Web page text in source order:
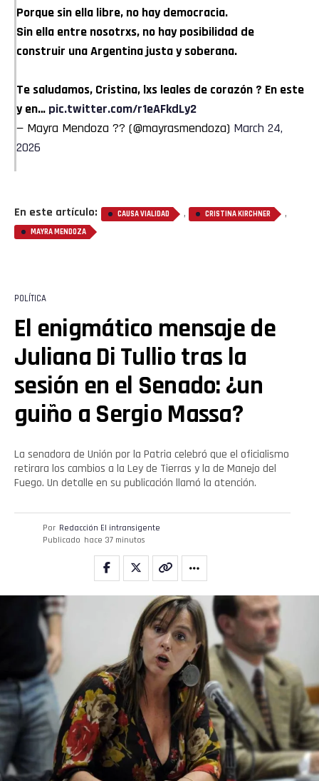
Porque sin ella libre, no hay democracia.
Sin ella entre nosotrxs, no hay posibilidad de
construir una Argentina justa y soberana.
Te saludamos, Cristina, lxs leales de corazón ? En este
y en… pic.twitter.com/r1eAFkdLy2
— Mayra Mendoza ?? (@mayrasmendoza) March 24,
2026
En este artículo: CAUSA VIALIDAD , CRISTINA KIRCHNER ,
MAYRA MENDOZA
POLÍTICA
El enigmático mensaje de
Juliana Di Tullio tras la
sesión en el Senado: ¿un
guiño a Sergio Massa?
La senadora de Unión por la Patria celebró que el oficialismo
retirara los cambios a la Ley de Tierras y la de Manejo del
Fuego. Un detalle en su publicación llamó la atención.
Por Redacción El intransigente
Publicado hace 37 minutos